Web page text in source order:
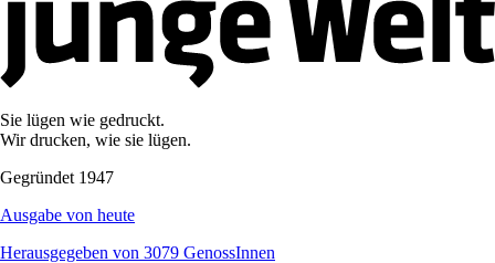
Sie lügen wie gedruckt.
Wir drucken, wie sie lügen.
Gegründet 1947
Ausgabe von heute
Herausgegeben von 3079 GenossInnen